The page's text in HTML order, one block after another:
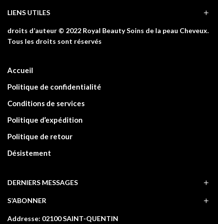
LIENS UTILES
droits d’auteur © 2022 Royal Beauty Soins de la peau Cheveux.
Tous les droits sont réservés
Accueil
Politique de confidentialité
Conditions de services
Politique d’expédition
Politique de retour
Désistement
DERNIERS MESSAGES
S’ABONNER
Addresse: 02100 SAINT-QUENTIN